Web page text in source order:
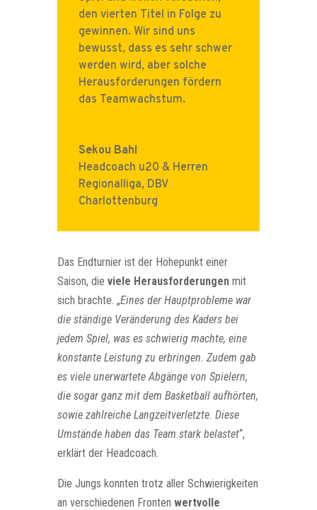
den vierten Titel in Folge zu
gewinnen. Wir sind uns
bewusst, dass es sehr schwer
werden wird, aber solche
Herausforderungen fördern
das Teamwachstum.
Sekou Bahl
Headcoach u20 & Herren
Regionalliga, DBV
Charlottenburg
Das Endturnier ist der Höhepunkt einer
Saison, die viele Herausforderungenmit
sich brachte. „Eines der Hauptprobleme war
die ständige Veränderung des Kaders bei
jedem Spiel, was es schwierig machte, eine
konstante Leistung zu erbringen. Zudem gab
es viele unerwartete Abgänge von Spielern,
die sogar ganz mit dem Basketball aufhörten,
sowie zahlreiche Langzeitverletzte. Diese
Umstände haben das Team stark belastet“,
erklärt der Headcoach.
Die Jungs konnten trotz aller Schwierigkeiten
an verschiedenen Fronten wertvolle